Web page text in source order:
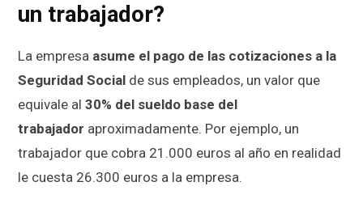
un trabajador?
La empresa asume el pago de las cotizaciones a la
Seguridad Social de sus empleados, un valor que
equivale al 30% del sueldo base del
trabajador aproximadamente. Por ejemplo, un
trabajador que cobra 21.000 euros al año en realidad
le cuesta 26.300 euros a la empresa.